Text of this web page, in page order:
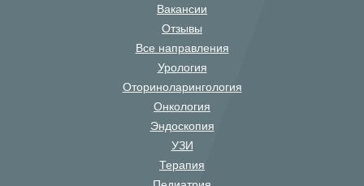
Вакансии
Отзывы
Все направления
Урология
Оториноларингология
Онкология
Эндоскопия
УЗИ
Терапия